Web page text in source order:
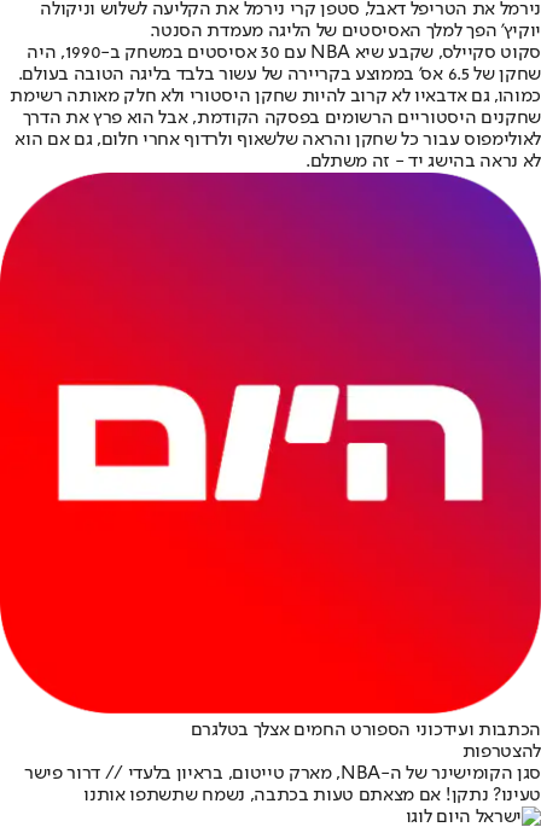
נירמל את הטריפל דאבל, סטפן קרי נירמל את הקליעה לשלוש וניקולה
יוקיץ' הפך למלך האסיסטים של הליגה מעמדת הסנטר.
סקוט סקיילס, שקבע שיא NBA עם 30 אסיסטים במשחק ב-1990, היה
שחקן של 6.5 אס' בממוצע בקריירה של עשור בלבד בליגה הטובה בעולם.
כמוהו, גם אדבאיו לא קרוב להיות שחקן היסטורי ולא חלק מאותה רשימת
שחקנים היסטוריים הרשומים בפסקה הקודמת, אבל הוא פרץ את הדרך
לאולימפוס עבור כל שחקן והראה שלשאוף ולרדוף אחרי חלום, גם אם הוא
לא נראה בהישג יד - זה משתלם.
הכתבות ועידכוני הספורט החמים אצלך בטלגרם
להצטרפות
סגן הקומישינר של ה-NBA, מארק טייטום, בראיון בלעדי // דרור פישר
טעינו? נתקן! אם מצאתם טעות בכתבה, נשמח שתשתפו אותנו